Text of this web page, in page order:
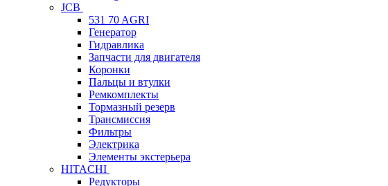
JCB
531 70 AGRI
Генератор
Гидравлика
Запчасти для двигателя
Коронки
Пальцы и втулки
Ремкомплекты
Тормазный резерв
Трансмиссия
Фильтры
Электрика
Элементы экстерьера
HITACHI
Редукторы